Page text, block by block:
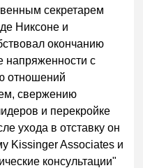
секретарем
Никсоне и
окончанию
напряженности с
отношений
свержению
и перекройке
ухода в отставку он
Kissinger Associates и
консультации"